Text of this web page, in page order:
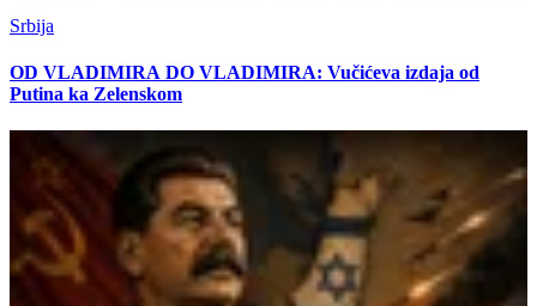
Srbija
OD VLADIMIRA DO VLADIMIRA: Vučićeva izdaja od
Putina ka Zelenskom